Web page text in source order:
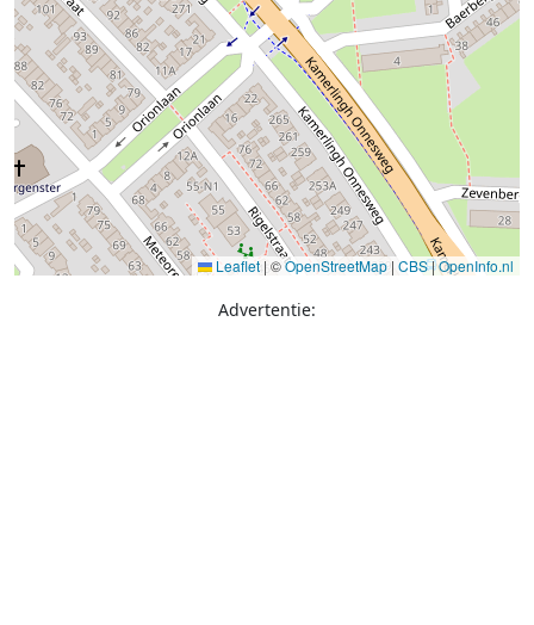
Leaflet | ©OpenStreetMap| CBS|OpenInfo.nl
Advertentie: